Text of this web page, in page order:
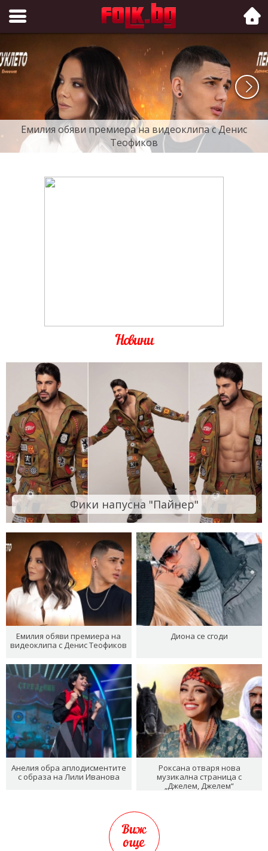
Folk.bg
Емилия обяви премиера на видеоклипа с Денис
Теофиков
Новини
Фики напусна "Пайнер"
Емилия обяви премиера на
видеоклипа с Денис Теофиков
Диона се сгоди
Анелия обра аплодисментите
с образа на Лили Иванова
Роксана отваря нова
музикална страница с
„Джелем, Джелем“
Виж
още